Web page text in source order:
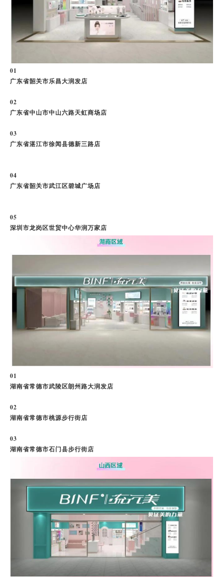
01
广东省韶关市乐昌大润发店
02
广东省中山市中山六路天虹商场店
03
广东省湛江市徐闻县德新三路店
04
广东省韶关市武江区碧城广场店
05
深圳市龙岗区世贸中心华润万家店
01
湖南省常德市武陵区朗州路大润发店
02
湖南省常德市桃源步行街店
03
湖南省常德市石门县步行街店